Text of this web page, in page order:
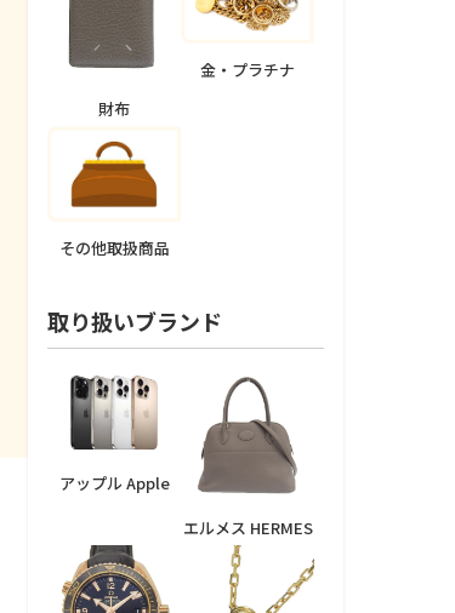
財布
金・プラチナ
その他取扱商品
取り扱いブランド
アップル Apple
エルメス HERMES